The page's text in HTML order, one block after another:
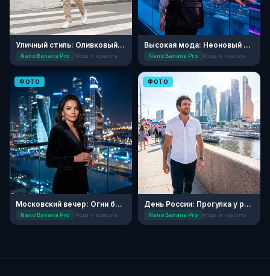
Уличный стиль: Оливковый минимализм
Nano Banana Pro Мода и красота
Высокая мода: Неоновый Шелк
Nano Banana Pro Мода и красота
ФОТО
Московский вечер: Огни большого города
Nano Banana Pro Мода и красота
ФОТО
День России: Прогулка у реки
Nano Banana Pro Мода и красота